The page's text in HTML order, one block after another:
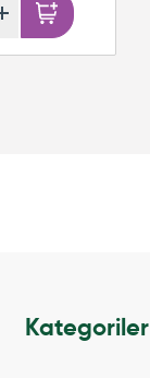
Kategoriler